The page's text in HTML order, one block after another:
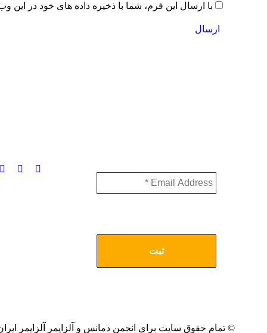
با ارسال این فرم، شما با ذخیره داده های خود در
ارسال
© تمام حقوق سایت برای انجمن دمانس و آلزایمر آلزایمر